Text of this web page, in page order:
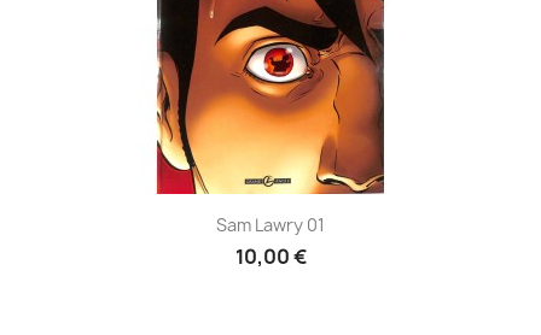
Sam Lawry 01
10,00 €